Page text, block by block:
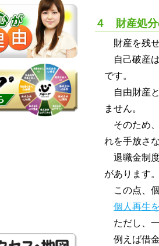
４ 財産処分
財産を残
自己破産
です。
自由財産
ません。
そのため
れを手放さ
退職金制
があります。
この点、
個人再生
ただし、
例えば借